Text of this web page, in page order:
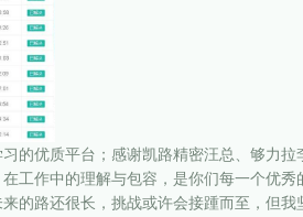
的优质平台；感谢凯路精密汪总、够力拉
工作中的理解与包容，是你们每一个优秀
的路还很长，挑战或许会接踵而至，但我